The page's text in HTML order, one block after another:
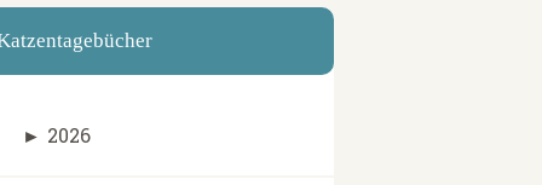
► 2026